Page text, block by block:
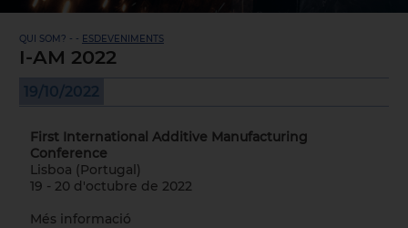
QUI SOM? - - ESDEVENIMENTS
I-AM 2022
19/10/2022
First International Additive Manufacturing
Conference
Lisboa (Portugal)
19 - 20 d'octubre de 2022
Més informació